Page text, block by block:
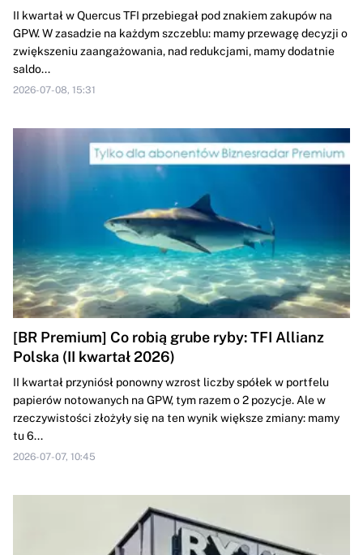
II kwartał w Quercus TFI przebiegał pod znakiem zakupów na
GPW. W zasadzie na każdym szczeblu: mamy przewagę decyzji o
zwiększeniu zaangażowania, nad redukcjami, mamy dodatnie
saldo...
2026-07-08, 15:31
[BR Premium] Co robią grube ryby: TFI Allianz
Polska (II kwartał 2026)
II kwartał przyniósł ponowny wzrost liczby spółek w portfelu
papierów notowanych na GPW, tym razem o 2 pozycje. Ale w
rzeczywistości złożyły się na ten wynik większe zmiany: mamy
tu 6...
2026-07-07, 10:45